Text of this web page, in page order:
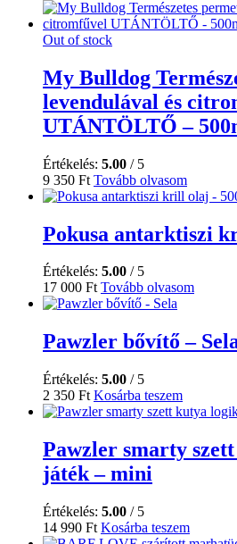
Out of stock
My Bulldog
levendulával és
UTÁNTÖLTŐ –
Értékelés: 5.00 / 5
9 350 Ft Tovább olvasom
Pokusa antarktiszi
Értékelés: 5.00 / 5
17 000 Ft Tovább olvasom
Pawzler bővítő –
Értékelés: 5.00 / 5
2 350 Ft Kosárba teszem
Pawzler smarty
játék – mini
Értékelés: 5.00 / 5
14 990 Ft Kosárba teszem